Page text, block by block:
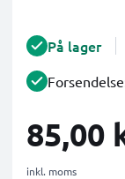
På lager
85,00
inkl. moms